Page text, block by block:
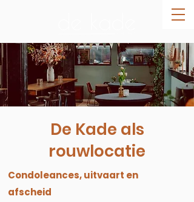
De Kade als
rouwlocatie
Condoleances, uitvaart en
afscheid